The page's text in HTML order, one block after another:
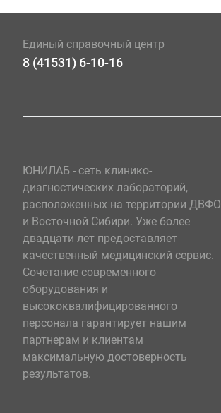
Единый справочный центр
8 (41531) 6-10-16
ЮНИЛАБ - сеть клинико-
диагностических лабораторий,
расположенных на территории ДВФО
и Восточной Сибири. Уже более
двадцати лет предоставляет
качественный медицинский сервис.
Сочетание современного
оборудования и
высококвалифицированного
персонала гарантирует нашим
партнерам и клиентам
максимальную достоверность
результатов.